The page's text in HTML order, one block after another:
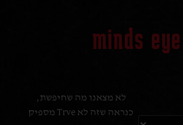
minds eye
לא מצאנו מה שחיפשת,
כנראה שזה לא Trve מספיק